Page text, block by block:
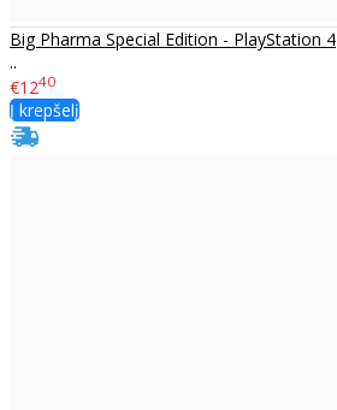
Big Pharma Special Edition - PlayStation 4
..
€1240
Į krepšelį